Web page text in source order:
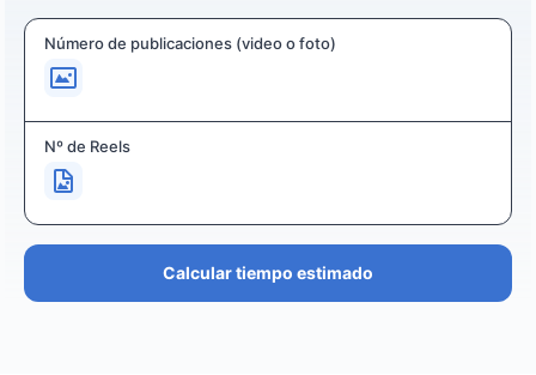
Número de publicaciones (video o foto)
Nº de Reels
Calcular tiempo estimado